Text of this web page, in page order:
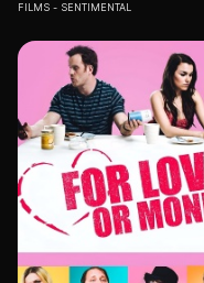
FILMS SENTIMENTAL